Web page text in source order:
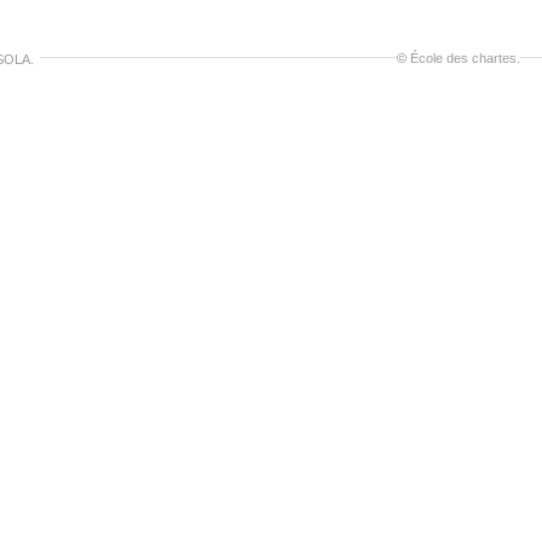
© École des chartes